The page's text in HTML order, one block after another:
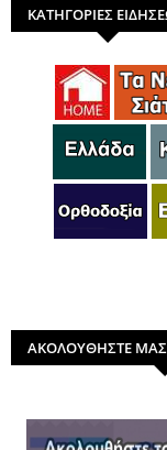
ΚΑΤΗΓΟΡΙΕΣ
ΑΚΟΛΟΥΘΗΣΤΕ ΜΑΣ